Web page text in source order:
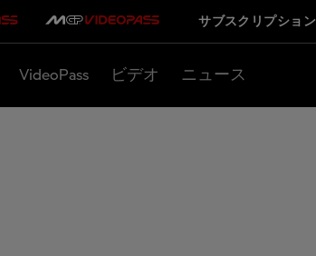
サブスクリプション
VideoPass ビデオ ニュース